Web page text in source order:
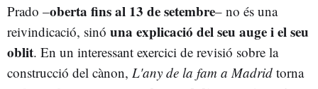
Prado –oberta fins al 13 de setembre– no és una
reivindicació, sinó una explicació del seu auge i el seu
oblit. En un interessant exercici de revisió sobre la
construcció del cànon, L'any de la fam a Madrid torna